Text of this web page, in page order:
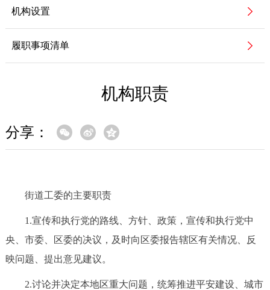
机构设置
履职事项清单
机构职责
分享：
街道工委的主要职责
1.宣传和执行党的路线、方针、政策，宣传和执行党中
央、市委、区委的决议，及时向区委报告辖区有关情况、反
映问题、提出意见建议。
2.讨论并决定本地区重大问题，统筹推进平安建设、城市